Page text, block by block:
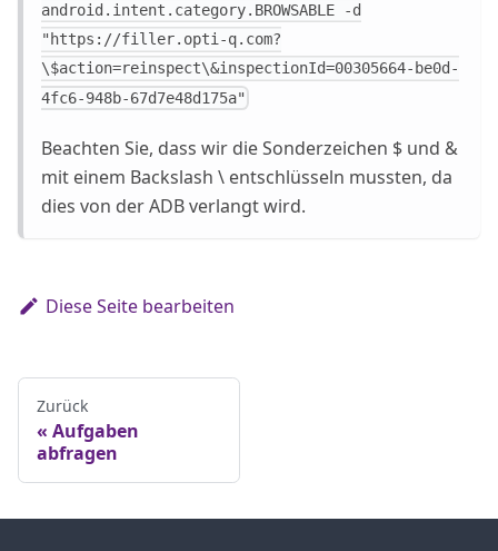
android.intent.category.BROWSABLE -d
"https://filler.opti-q.com?
\$action=reinspect\&inspectionId=00305664-be0d-
4fc6-948b-67d7e48d175a"
Beachten Sie, dass wir die Sonderzeichen $ und &
mit einem Backslash \ entschlüsseln mussten, da
dies von der ADB verlangt wird.
Diese Seite bearbeiten
Zurück
Aufgaben
abfragen